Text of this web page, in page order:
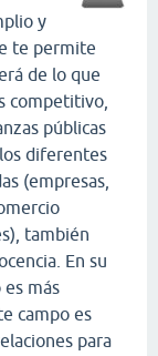
y
te permite
de lo que
competitivo,
públicas
diferentes
(empresas,
también
En su
más
campo es
para